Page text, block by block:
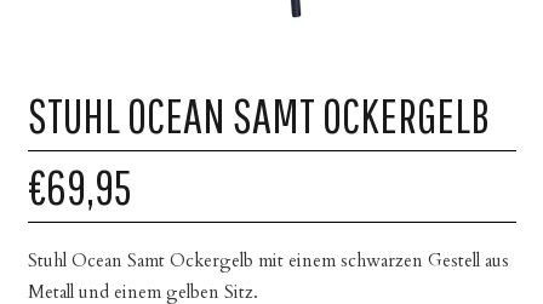
STUHL OCEAN SAMT OCKERGELB
€69,95
Stuhl Ocean Samt Ockergelb mit einem schwarzen Gestell aus
Metall und einem gelben Sitz.